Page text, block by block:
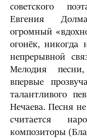
советского
Евгения
огромный
огонёк, никогда
непрерывной
Мелодия
впервые
талантливого
Нечаева. Песня
считается
композиторы